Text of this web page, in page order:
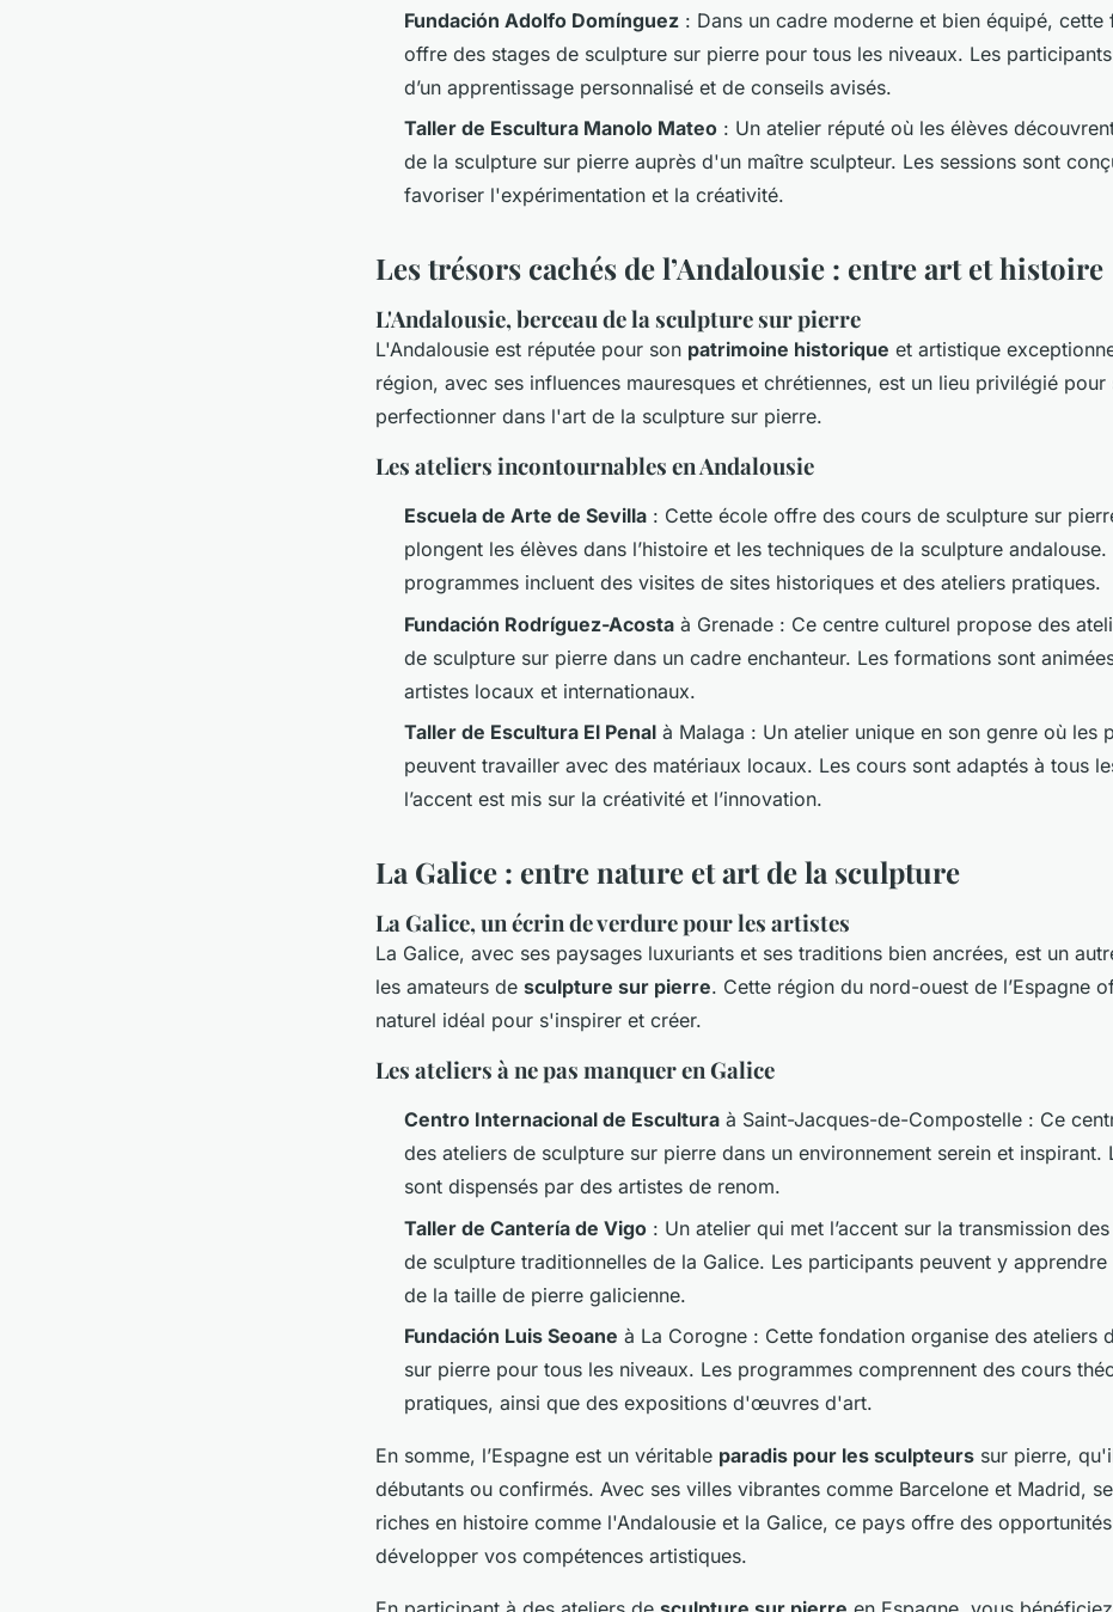
Fundación Adolfo Domínguez : Dans un cadre moderne et bien équipé, cette
offre des stages de sculpture sur pierre pour tous les niveaux. Les
d’un apprentissage personnalisé et de conseils avisés.
Taller de Escultura Manolo Mateo : Un atelier réputé où les élèves
de la sculpture sur pierre auprès d'un maître sculpteur. Les sessions sont
favoriser l'expérimentation et la créativité.
Les trésors cachés de l’Andalousie : entre art et histoire
L'Andalousie, berceau de la sculpture sur pierre
L'Andalousie est réputée pour son patrimoine historique et artistique
région, avec ses influences mauresques et chrétiennes, est un lieu privilégié
perfectionner dans l'art de la sculpture sur pierre.
Les ateliers incontournables en Andalousie
Escuela de Arte de Sevilla : Cette école offre des cours de sculpture sur
plongent les élèves dans l’histoire et les techniques de la sculpture andalouse.
programmes incluent des visites de sites historiques et des ateliers pratiques.
Fundación Rodríguez-Acosta à Grenade : Ce centre culturel propose des
de sculpture sur pierre dans un cadre enchanteur. Les formations sont
artistes locaux et internationaux.
Taller de Escultura El Penal à Malaga : Un atelier unique en son genre où les
peuvent travailler avec des matériaux locaux. Les cours sont adaptés à tous
l’accent est mis sur la créativité et l’innovation.
La Galice : entre nature et art de la sculpture
La Galice, un écrin de verdure pour les artistes
La Galice, avec ses paysages luxuriants et ses traditions bien ancrées, est un
les amateurs de sculpture sur pierre. Cette région du nord-ouest de l’Espagne
naturel idéal pour s'inspirer et créer.
Les ateliers à ne pas manquer en Galice
Centro Internacional de Escultura à Saint-Jacques-de-Compostelle : Ce
des ateliers de sculpture sur pierre dans un environnement serein et inspirant.
sont dispensés par des artistes de renom.
Taller de Cantería de Vigo : Un atelier qui met l’accent sur la transmission
de sculpture traditionnelles de la Galice. Les participants peuvent y apprendre
de la taille de pierre galicienne.
Fundación Luis Seoane à La Corogne : Cette fondation organise des ateliers
sur pierre pour tous les niveaux. Les programmes comprennent des cours
pratiques, ainsi que des expositions d'œuvres d'art.
En somme, l’Espagne est un véritable paradis pour les sculpteurs sur pierre,
débutants ou confirmés. Avec ses villes vibrantes comme Barcelone et Madrid,
riches en histoire comme l'Andalousie et la Galice, ce pays offre des
développer vos compétences artistiques.